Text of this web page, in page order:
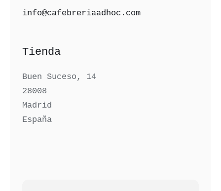
info@cafebreriaadhoc.com
Tienda
Buen Suceso, 14
28008
Madrid
España